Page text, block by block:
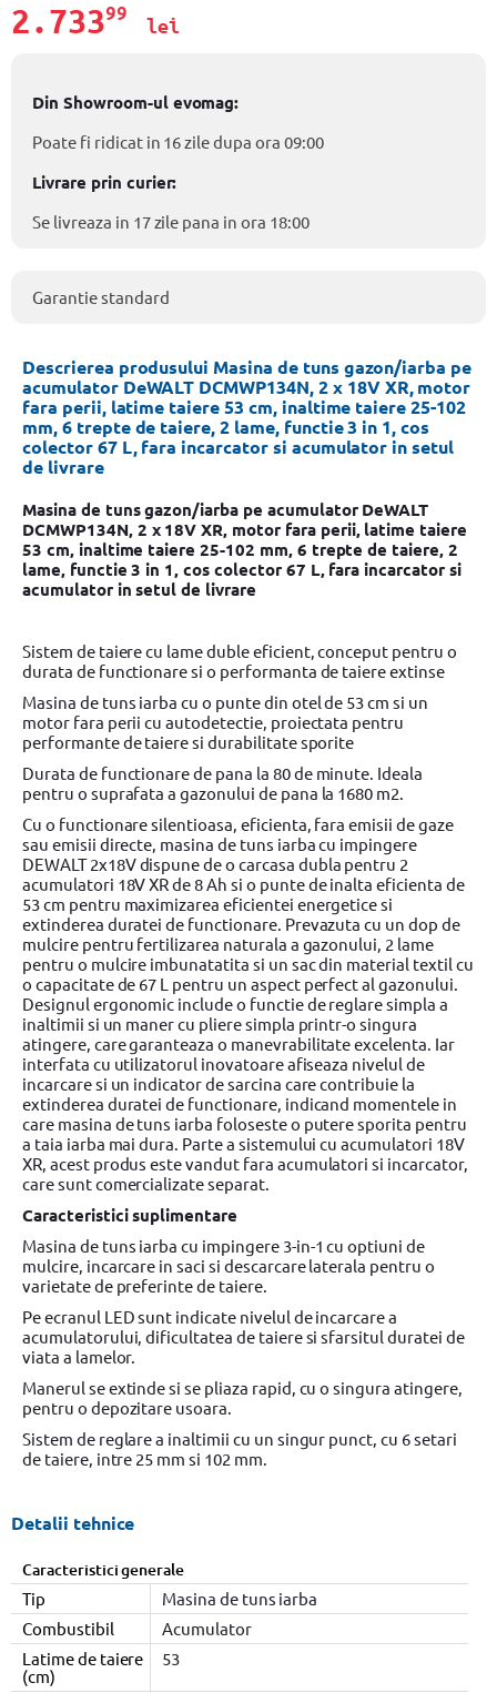
2.73399
lei
Din Showroom-ul evomag:
Poate fi ridicat in 16 zile dupa ora 09:00
Livrare prin curier:
Se livreaza in 17 zile pana in ora 18:00
Garantie standard
Descrierea produsului Masina de tuns gazon/iarba pe
acumulator DeWALT DCMWP134N, 2 x 18V XR, motor
fara perii, latime taiere 53 cm, inaltime taiere 25-102
mm, 6 trepte de taiere, 2 lame, functie 3 in 1, cos
colector 67 L, fara incarcator si acumulator in setul
de livrare
Masina de tuns gazon/iarba pe acumulator DeWALT
DCMWP134N, 2 x 18V XR, motor fara perii, latime taiere
53 cm, inaltime taiere 25-102 mm, 6 trepte de taiere, 2
lame, functie 3 in 1, cos colector 67 L, fara incarcator si
acumulator in setul de livrare
Sistem de taiere cu lame duble eficient, conceput pentru o
durata de functionare si o performanta de taiere extinse
Masina de tuns iarba cu o punte din otel de 53 cm si un
motor fara perii cu autodetectie, proiectata pentru
performante de taiere si durabilitate sporite
Durata de functionare de pana la 80 de minute. Ideala
pentru o suprafata a gazonului de pana la 1680 m2.
Cu o functionare silentioasa, eficienta, fara emisii de gaze
sau emisii directe, masina de tuns iarba cu impingere
DEWALT 2x18V dispune de o carcasa dubla pentru 2
acumulatori 18V XR de 8 Ah si o punte de inalta eficienta de
53 cm pentru maximizarea eficientei energetice si
extinderea duratei de functionare. Prevazuta cu un dop de
mulcire pentru fertilizarea naturala a gazonului, 2 lame
pentru o mulcire imbunatatita si un sac din material textil cu
o capacitate de 67 L pentru un aspect perfect al gazonului.
Designul ergonomic include o functie de reglare simpla a
inaltimii si un maner cu pliere simpla printr-o singura
atingere, care garanteaza o manevrabilitate excelenta. Iar
interfata cu utilizatorul inovatoare afiseaza nivelul de
incarcare si un indicator de sarcina care contribuie la
extinderea duratei de functionare, indicand momentele in
care masina de tuns iarba foloseste o putere sporita pentru
a taia iarba mai dura. Parte a sistemului cu acumulatori 18V
XR, acest produs este vandut fara acumulatori si incarcator,
care sunt comercializate separat.
Caracteristici suplimentare
Masina de tuns iarba cu impingere 3-in-1 cu optiuni de
mulcire, incarcare in saci si descarcare laterala pentru o
varietate de preferinte de taiere.
Pe ecranul LED sunt indicate nivelul de incarcare a
acumulatorului, dificultatea de taiere si sfarsitul duratei de
viata a lamelor.
Manerul se extinde si se pliaza rapid, cu o singura atingere,
pentru o depozitare usoara.
Sistem de reglare a inaltimii cu un singur punct, cu 6 setari
de taiere, intre 25 mm si 102 mm.
Detalii tehnice
Caracteristici generale
Tip
Masina de tuns iarba
Combustibil
Acumulator
Latime de taiere
(cm)
53